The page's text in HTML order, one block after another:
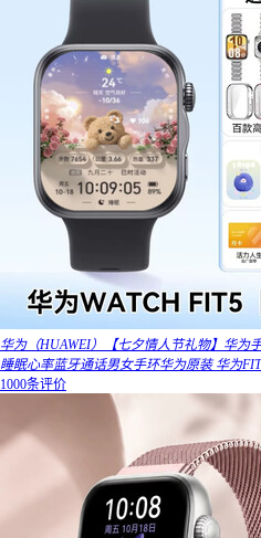
华为（HUAWEI）【七夕情人节礼物】华为
睡眠心率蓝牙通话男女手环华为原装 华为
1000条评价